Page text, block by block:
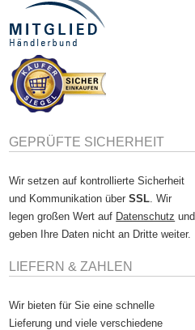
GEPRÜFTE SICHERHEIT
Wir setzen auf kontrollierte Sicherheit
und Kommunikation überSSL. Wir
legen großen Wert auf Datenschutz und
geben Ihre Daten nicht an Dritte weiter.
LIEFERN & ZAHLEN
Wir bieten für Sie eine schnelle
Lieferung und viele verschiedene